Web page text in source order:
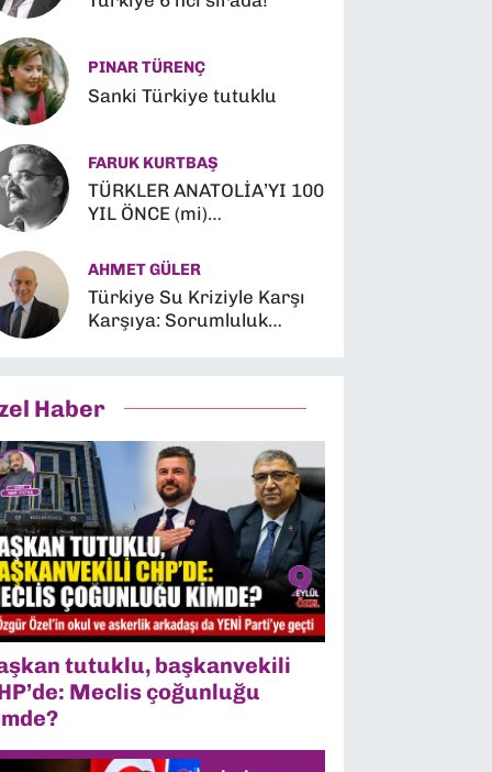
PINAR TÜRENÇ
Sanki Türkiye tutuklu
FARUK KURTBAŞ
TÜRKLER ANATOLİA’YI 100
YIL ÖNCE (mi)
AHMET GÜLER
Türkiye Su Kriziyle Karşı
Karşıya: Sorumluluk
Haber
tutuklu, başkanvekili
Meclis çoğunluğu